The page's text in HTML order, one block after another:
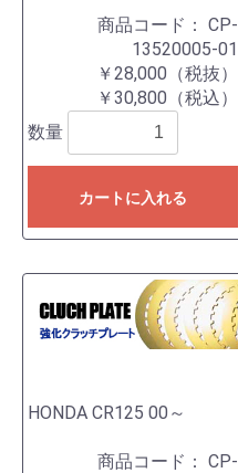
商品コード： CP-
13520005-01
￥28,000（税抜）
￥30,800（税込）
数量
カートに入れる
HONDA CR125 00～
商品コード： CP-